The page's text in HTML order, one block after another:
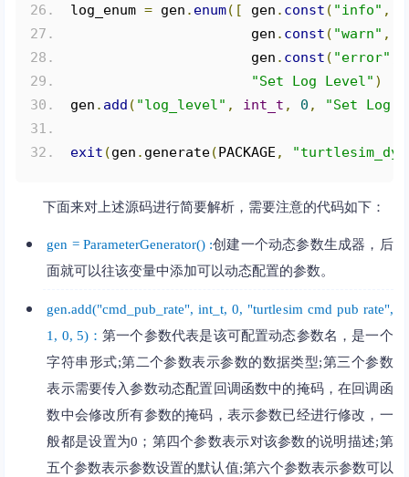
log_enum = gen . enum([ gen . const ( "info" ,
gen . const ( "warn" ,
gen . const ( "error"
"Set Log Level" )
gen . add ( "log_level" , int_t , 0 , "Set Log
exit (gen . generate( PACKAGE ,
下面来对上述源码进行简要解析，需要注意的代码如下：
gen = ParameterGenerator() :创建一个动态参数生成器，后
面就可以往该变量中添加可以动态配置的参数。
gen.add("cmd_pub_rate", int_t, 0, "turtlesim cmd pub rate",
1, 0, 5)：第一个参数代表是该可配置动态参数名，是一个
字符串形式;第二个参数表示参数的数据类型;第三个参数
表示需要传入参数动态配置回调函数中的掩码，在回调函
数中会修改所有参数的掩码，表示参数已经进行修改，一
般都是设置为0；第四个参数表示对该参数的说明描述;第
五个参数表示参数设置的默认值;第六个参数表示参数可以